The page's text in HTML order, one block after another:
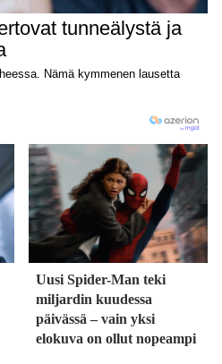
Uusi Spider-Man teki
miljardin kuudessa
päivässä – vain yksi
elokuva on ollut nopeampi